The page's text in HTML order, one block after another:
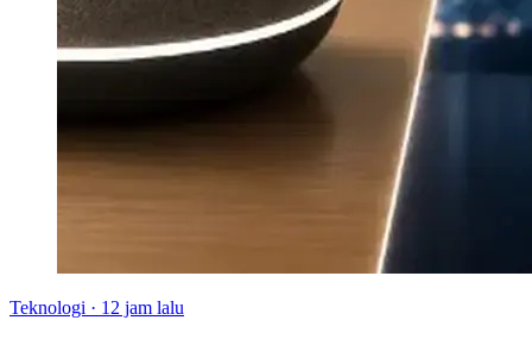
Teknologi · 12 jam lalu